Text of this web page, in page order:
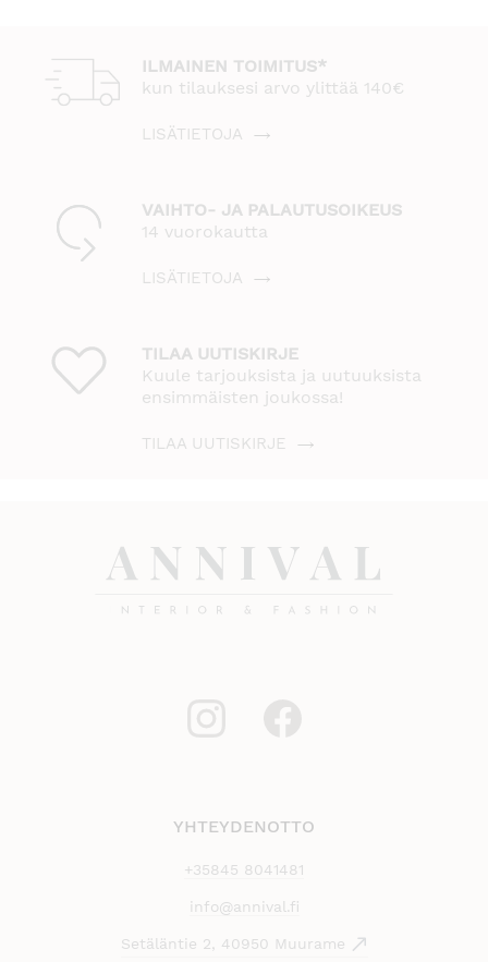
ILMAINEN TOIMITUS*
kun tilauksesi arvo ylittää 140€
LISÄTIETOJA
VAIHTO- JA PALAUTUSOIKEUS
14 vuorokautta
LISÄTIETOJA
TILAA UUTISKIRJE
Kuule tarjouksista ja uutuuksista
ensimmäisten joukossa!
TILAA UUTISKIRJE
YHTEYDENOTTO
+35845 8041481
info@annival.fi
Setäläntie 2, 40950 Muurame